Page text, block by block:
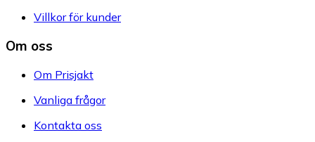
Villkor för kunder
Om oss
Om Prisjakt
Vanliga frågor
Kontakta oss